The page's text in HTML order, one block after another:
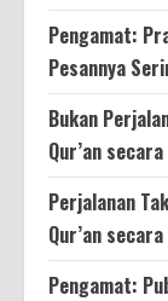
Pengamat:
Pesannya
Bukan
Qur’an
Perjalanan
Qur’an
Pengamat: